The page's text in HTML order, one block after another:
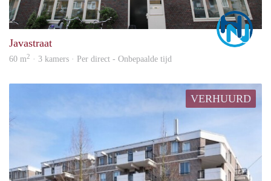
Javastraat
60 m2 · 3 kamers · Per direct - Onbepaalde tijd
VERHUURD